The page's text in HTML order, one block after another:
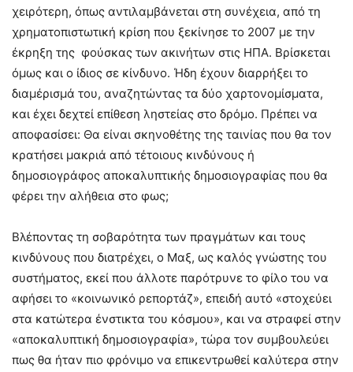
χειρότερη, όπως αντιλαμβάνεται στη συνέχεια, από τη
χρηματοπιστωτική κρίση που ξεκίνησε το 2007 με την
έκρηξη της φούσκας των ακινήτων στις ΗΠΑ. Βρίσκεται
όμως και ο ίδιος σε κίνδυνο. Ήδη έχουν διαρρήξει το
διαμέρισμά του, αναζητώντας τα δύο χαρτονομίσματα,
και έχει δεχτεί επίθεση ληστείας στο δρόμο. Πρέπει να
αποφασίσει: Θα είναι σκηνοθέτης της ταινίας που θα τον
κρατήσει μακριά από τέτοιους κινδύνους ή
δημοσιογράφος αποκαλυπτικής δημοσιογραφίας που θα
φέρει την αλήθεια στο φως;
Βλέποντας τη σοβαρότητα των πραγμάτων και τους
κινδύνους που διατρέχει, ο Μαξ, ως καλός γνώστης του
συστήματος, εκεί που άλλοτε παρότρυνε το φίλο του να
αφήσει το «κοινωνικό ρεπορτάζ», επειδή αυτό «στοχεύει
στα κατώτερα ένστικτα του κόσμου», και να στραφεί στην
«αποκαλυπτική δημοσιογραφία», τώρα τον συμβουλεύει
πως θα ήταν πιο φρόνιμο να επικεντρωθεί καλύτερα στην